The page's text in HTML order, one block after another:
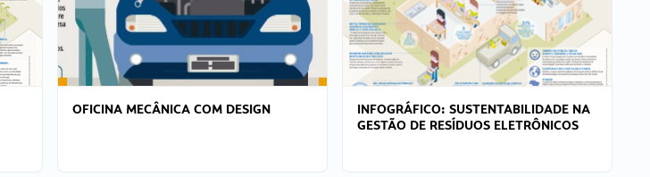
OFICINA MECÂNICA COM DESIGN
INFOGRÁFICO: SUSTENTABILIDADE NA
GESTÃO DE RESÍDUOS ELETRÔNICOS